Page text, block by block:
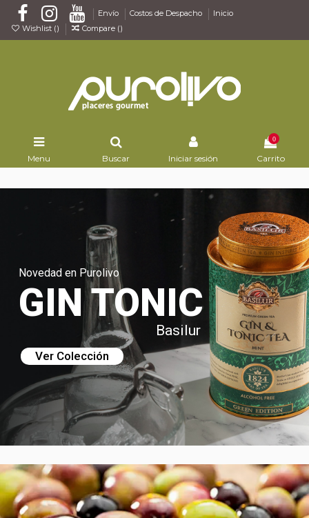
Envío Costos de Despacho
Inicio
Wishlist () Compare ()
Menu Buscar Iniciar sesión
0
Carrito
GIN TONIC
Novedad en Purolivo
Basilur
Ver Colección